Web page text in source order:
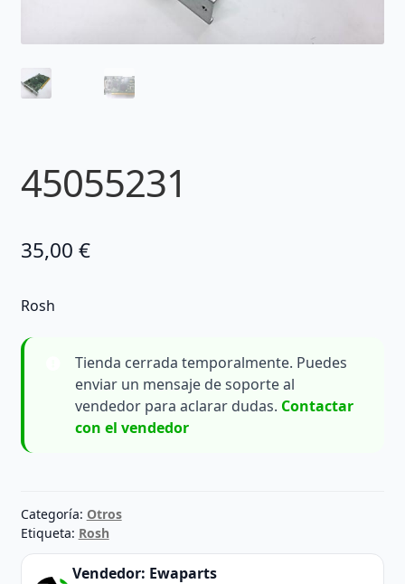
45055231
35,00 €
Rosh
Tienda cerrada temporalmente. Puedes
enviar un mensaje de soporte al
vendedor para aclarar dudas. Contactar
con el vendedor
Categoría: Otros
Etiqueta: Rosh
Vendedor: Ewaparts